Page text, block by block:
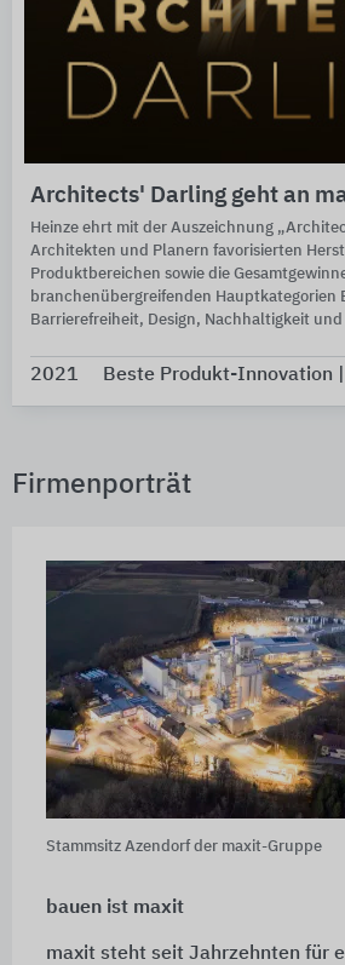
Architects' Darling geht an
Heinze ehrt mit der Auszeichnung
Architekten und Planern favorisierten
Produktbereichen sowie die
branchenübergreifenden Hauptkategorien
Barrierefreiheit, Design, Nachhaltigkeit
2021 Beste Produkt-Innovation
Firmenporträt
Stammsitz Azendorf der maxit-Gruppe
bauen ist maxit
maxit steht seit Jahrzehnten für